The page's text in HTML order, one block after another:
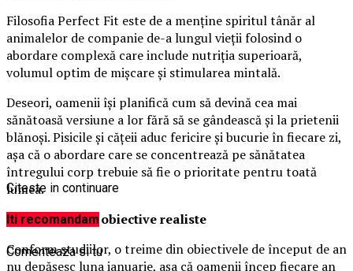
Filosofia Perfect Fit este de a menține spiritul tânăr al
animalelor de companie de-a lungul vieții folosind o
abordare complexă care include nutriția superioară,
volumul optim de mișcare și stimularea mintală.
Deseori, oamenii își planifică cum să devină cea mai
sănătoasă versiune a lor fără să se gândească și la prietenii
blănoși. Pisicile și cățeii aduc fericire și bucurie în fiecare zi,
așa că o abordare care se concentrează pe sănătatea
întregului corp trebuie să fie o prioritate pentru toată
lumea.
Stabilirea unor obiective realiste
Conform studiilor, o treime din obiectivele de început de an
nu depășesc luna ianuarie, așa că oamenii încep fiecare an
Citeste in continuare
Iti recomandam
Comenteaza si tu